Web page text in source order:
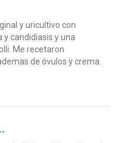
y uricultivo con
candidiasis y una
Me recetaron
de óvulos y crema.